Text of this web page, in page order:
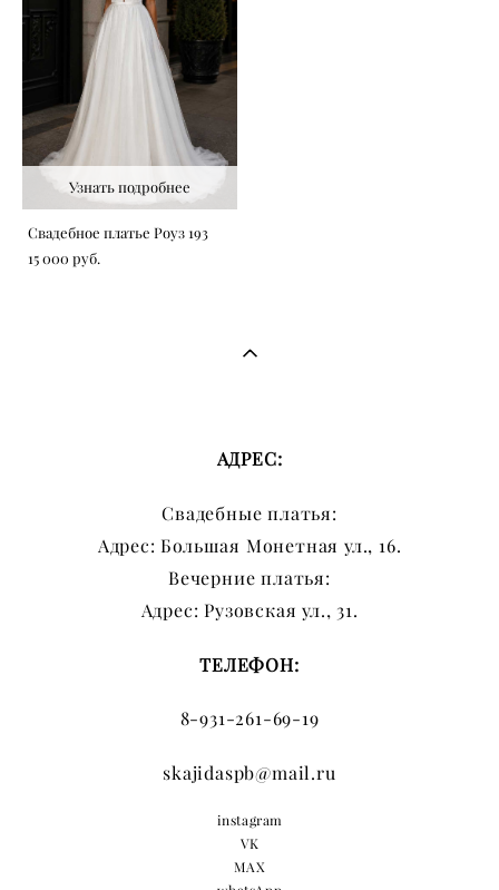
Узнать подробнее
Свадебное платье Роуз 193
15 000 pуб.
АДРЕС:
Свадебные платья:
Адрес: Большая Монетная ул., 16.
Вечерние платья:
Адрес: Рузовская ул., 31.
ТЕЛЕФОН:
8-931-261-69-19
skajidaspb@mail.ru
instagram
VK
MAX